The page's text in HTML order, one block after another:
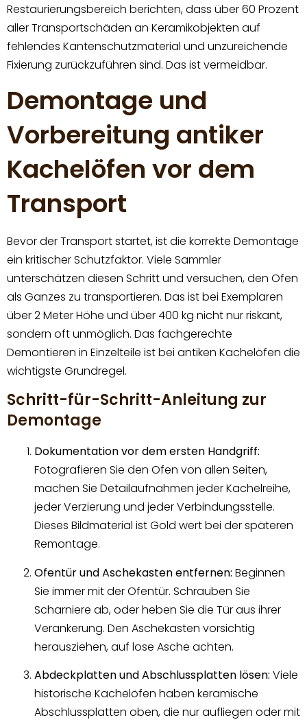
Restaurierungsbereich berichten, dass über 60 Prozent
aller Transportschäden an Keramikobjekten auf
fehlendes Kantenschutzmaterial und unzureichende
Fixierung zurückzuführen sind. Das ist vermeidbar.
Demontage und
Vorbereitung antiker
Kachelöfen vor dem
Transport
Bevor der Transport startet, ist die korrekte Demontage
ein kritischer Schutzfaktor. Viele Sammler
unterschätzen diesen Schritt und versuchen, den Ofen
als Ganzes zu transportieren. Das ist bei Exemplaren
über 2 Meter Höhe und über 400 kg nicht nur riskant,
sondern oft unmöglich. Das fachgerechte
Demontieren in Einzelteile ist bei antiken Kachelöfen die
wichtigste Grundregel.
Schritt-für-Schritt-Anleitung zur
Demontage
Dokumentation vor dem ersten Handgriff:
Fotografieren Sie den Ofen von allen Seiten,
machen Sie Detailaufnahmen jeder Kachelreihe,
jeder Verzierung und jeder Verbindungsstelle.
Dieses Bildmaterial ist Gold wert bei der späteren
Remontage.
Ofentür und Aschekasten entfernen: Beginnen
Sie immer mit der Ofentür. Schrauben Sie
Scharniere ab, oder heben Sie die Tür aus ihrer
Verankerung. Den Aschekasten vorsichtig
herausziehen, auf lose Asche achten.
Abdeckplatten und Abschlussplatten lösen: Viele
historische Kachelöfen haben keramische
Abschlussplatten oben, die nur aufliegen oder mit